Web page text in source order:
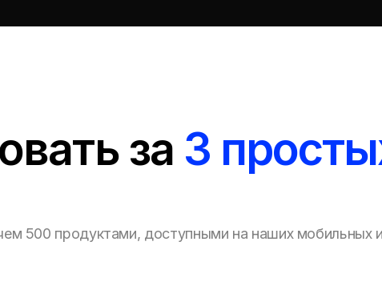
за 3
500 продуктами, доступными на наших мобильных